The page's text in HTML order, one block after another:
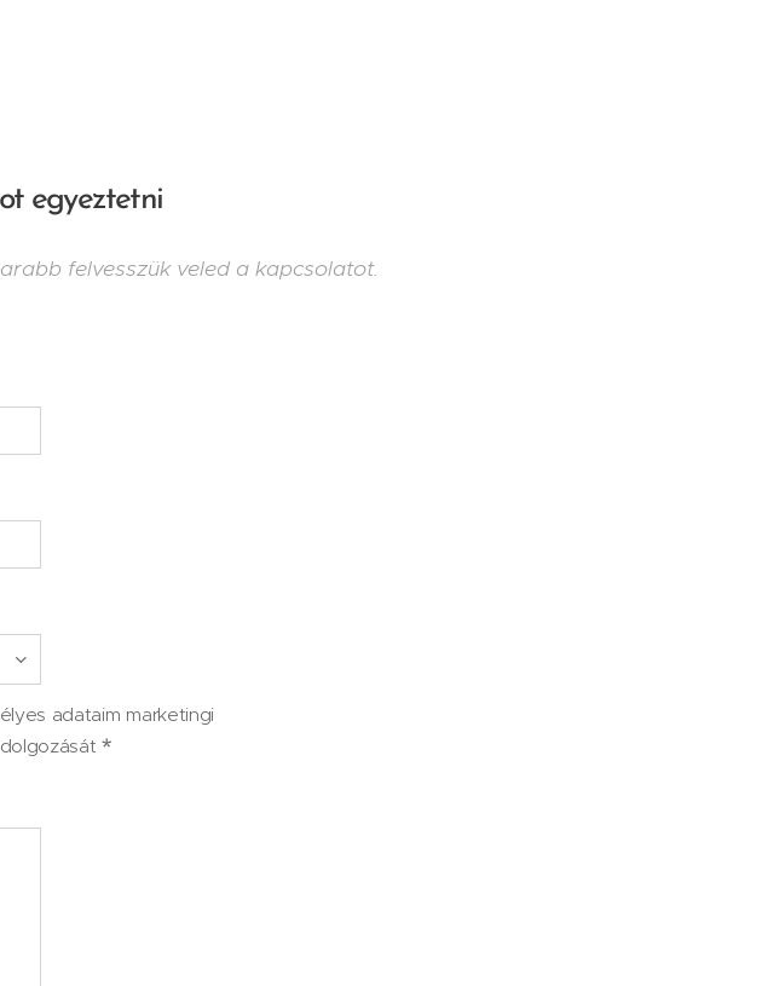
egyeztetni
felvesszük veled a kapcsolatot.
adataim marketingi